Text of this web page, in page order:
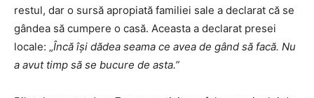
restul, dar o sursă apropiată familiei sale a declarat că se
gândea să cumpere o casă. Aceasta a declarat presei
locale: „Încă își dădea seama ce avea de gând să facă. Nu
a avut timp să se bucure de asta.”